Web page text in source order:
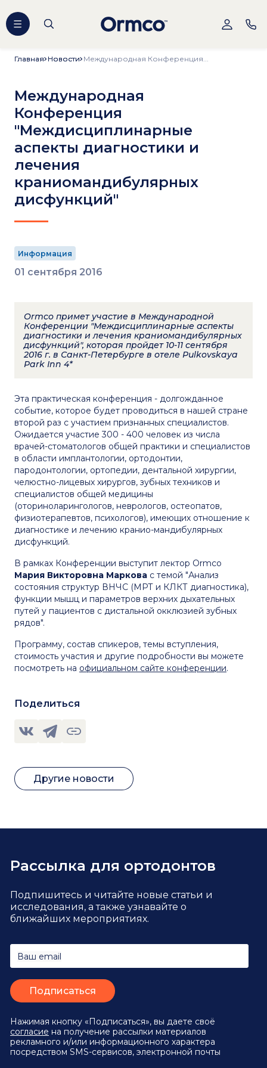
Главная
Главная Новости
Новости Международная Конференция...
Международная
Конференция
"Междисциплинарные
аспекты диагностики и
лечения
краниомандибулярных
дисфункций"
Информация
01 сентября 2016
Ormco примет участие в Международной
Конференции "Междисциплинарные аспекты
диагностики и лечения краниомандибулярных
дисфункций", которая пройдет 10-11 сентября
2016 г. в Санкт-Петербурге в отеле Pulkovskaya
Park Inn 4*
Эта практическая конференция - долгожданное
событие, которое будет проводиться в нашей стране
второй раз с участием признанных специалистов.
Ожидается участие 300 - 400 человек из числа
врачей-стоматологов общей практики и специалистов
в области имплантологии, ортодонтии,
пародонтологии, ортопедии, дентальной хирургии,
челюстно-лицевых хирургов, зубных техников и
специалистов общей медицины
(оториноларингологов, неврологов, остеопатов,
физиотерапевтов, психологов), имеющих отношение к
диагностике и лечению кранио-мандибулярных
дисфункций.
В рамках Конференции выступит лектор Ormco
Мария Викторовна Маркова с темой "Анализ
состояния структур ВНЧС (МРТ и КЛКТ диагностика),
функции мышц и параметров верхних дыхательных
путей у пациентов с дистальной окклюзией зубных
рядов".
Программу, состав спикеров, темы вступления,
стоимость участия и другие подробности вы можете
посмотреть на официальном сайте конференции.
Поделиться
Другие новости
Рассылка для ортодонтов
Подпишитесь и читайте новые статьи и
исследования, а также узнавайте о
ближайших мероприятиях.
Ваш email
Нажимая кнопку «Подписаться», вы даете своё
согласие на получение рассылки материалов
рекламного и/или информационного характера
посредством SMS-сервисов, электронной почты